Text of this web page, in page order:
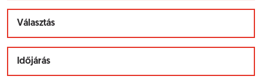
Választás
Időjárás